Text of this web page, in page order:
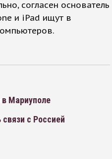
согласен основатель
и iPad ищут в
Мариуполе
с Россией